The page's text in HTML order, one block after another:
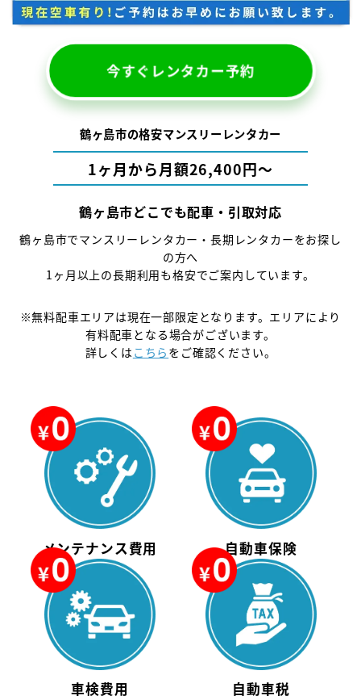
今すぐレンタカー予約
鶴ヶ島市の格安マンスリーレンタカー
1ヶ月から月額26,400円〜
鶴ヶ島市どこでも配車・引取対応
鶴ヶ島市でマンスリーレンタカー・長期レンタカーをお探し
の方へ
1ヶ月以上の長期利用も格安でご案内しています。
※無料配車エリアは現在一部限定となります。エリアにより
有料配車となる場合がございます。
詳しくはこちら をご確認ください。
メンテナンス費用 自動車保険
車検費用 自動車税